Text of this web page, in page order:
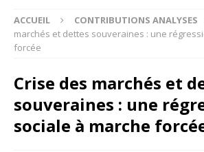
ACCUEIL CONTRIBUTIONS ANALYSES
marchés et dettes souveraines : une
forcée
Crise des marchés et
souveraines : une
sociale à marche